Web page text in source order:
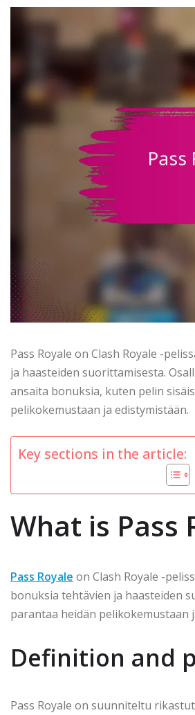
Pass Royale on Clash Royale -
ja haasteiden suorittamisesta.
ansaita bonuksia, kuten pelin
pelikokemustaan ja edistymistään.
Key sections in the article:
What is Pass
Pass Royale on Clash Royale -
bonuksia tehtävien ja haasteiden
parantaa heidän pelikokemustaan
Definition and
Pass Royale on suunniteltu